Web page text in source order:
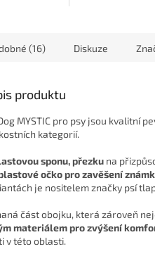
(16) Diskuze
produktu
MYSTIC pro psy jsou kvalitní
kategorií.
sponu, přezku na
očko pro zavěšení
je nositelem značky psí
část obojku, která zároveň
materiálem pro zvýšení
v této oblasti.